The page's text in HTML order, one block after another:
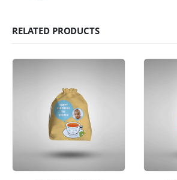
RELATED PRODUCTS